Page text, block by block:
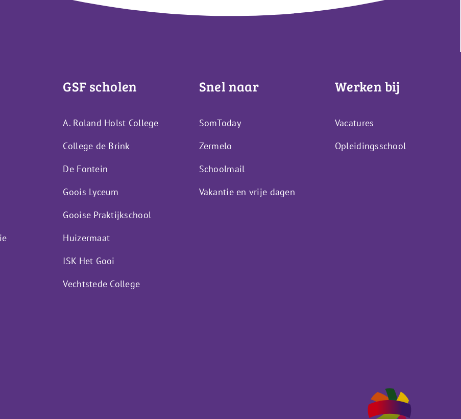
GSF scholen
A. Roland Holst College
College de Brink
De Fontein
Goois Lyceum
Gooise Praktijkschool
Huizermaat
ISK Het Gooi
Vechtstede College
Snel naar
SomToday
Zermelo
Schoolmail
Vakantie en vrije dagen
Werken bij
Vacatures
Opleidingsschool